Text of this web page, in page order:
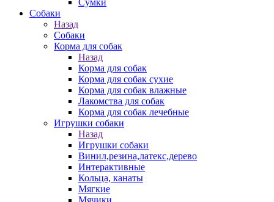
Сумки
Собаки
Назад
Собаки
Корма для собак
Назад
Корма для собак
Корма для собак сухие
Корма для собак влажные
Лакомства для собак
Корма для собак лечебные
Игрушки собаки
Назад
Игрушки собаки
Винил,резина,латекс,дерево
Интерактивные
Кольца, канаты
Мягкие
Мячики